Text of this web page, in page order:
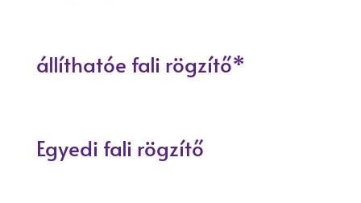
állíthatóe fali rögzítő*
Egyedi fali rögzítő